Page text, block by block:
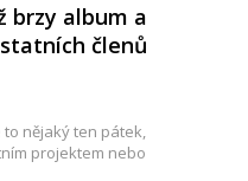
brzy album a
členů
to nějaký ten pátek,
projektem nebo